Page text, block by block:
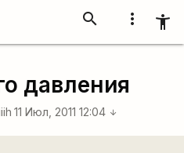
more_vert accessibility_new
search
давления
11 Июл, 2011 12:04 arrow_downward